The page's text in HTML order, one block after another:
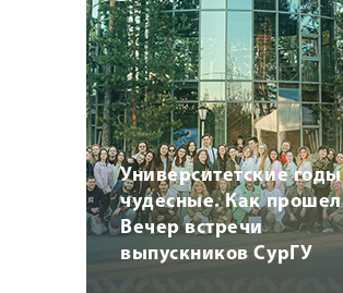
Университетские годы
чудесные. Как прошел
Вечер встречи
выпускников СурГУ